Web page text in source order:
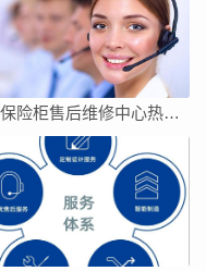
庚亿保险柜售后维修中心热线电话